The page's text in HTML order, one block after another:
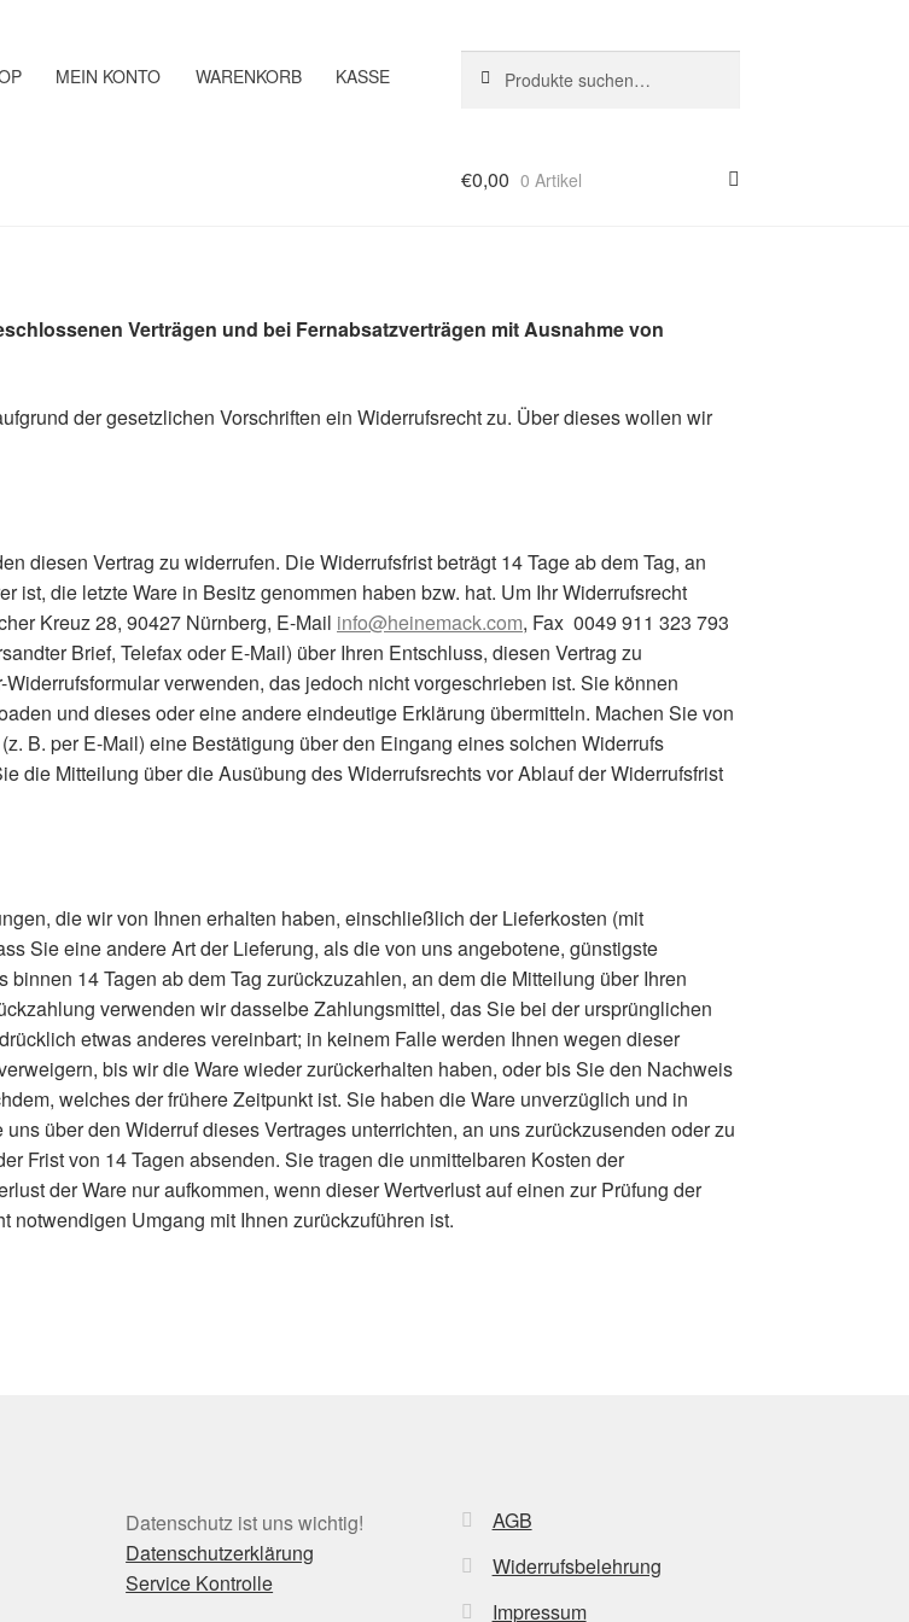
MEIN KONTO WARENKORB KASSE
nach:
€0,00 0 Artikel
Verträgen und bei Fernabsatzverträgen mit Ausnahme von
der gesetzlichen Vorschriften ein Widerrufsrecht zu. Über dieses wollen wir
diesen Vertrag zu widerrufen. Die Widerrufsfrist beträgt 14 Tage ab dem Tag, an
ist, die letzte Ware in Besitz genommen haben bzw. hat. Um Ihr Widerrufsrecht
Kreuz 28, 90427 Nürnberg, E-Mail info@heinemack.com, Fax 0049 911 323 793
Brief, Telefax oder E-Mail) über Ihren Entschluss, diesen Vertrag zu
verwenden, das jedoch nicht vorgeschrieben ist. Sie können
und dieses oder eine andere eindeutige Erklärung übermitteln. Machen Sie von
B. per E-Mail) eine Bestätigung über den Eingang eines solchen Widerrufs
die Mitteilung über die Ausübung des Widerrufsrechts vor Ablauf der Widerrufsfrist
die wir von Ihnen erhalten haben, einschließlich der Lieferkosten (mit
Sie eine andere Art der Lieferung, als die von uns angebotene, günstigste
14 Tagen ab dem Tag zurückzuzahlen, an dem die Mitteilung über Ihren
verwenden wir dasselbe Zahlungsmittel, das Sie bei der ursprünglichen
etwas anderes vereinbart; in keinem Falle werden Ihnen wegen dieser
bis wir die Ware wieder zurückerhalten haben, oder bis Sie den Nachweis
welches der frühere Zeitpunkt ist. Sie haben die Ware unverzüglich und in
über den Widerruf dieses Vertrages unterrichten, an uns zurückzusenden oder zu
Frist von 14 Tagen absenden. Sie tragen die unmittelbaren Kosten der
der Ware nur aufkommen, wenn dieser Wertverlust auf einen zur Prüfung der
notwendigen Umgang mit Ihnen zurückzuführen ist.
Datenschutz ist uns wichtig!
Datenschutzerklärung
Service Kontrolle
AGB
Widerrufsbelehrung
Impressum